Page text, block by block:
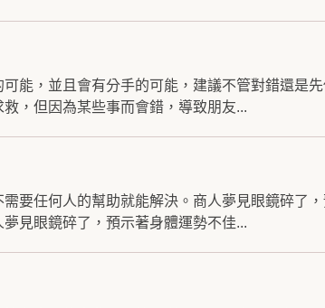
能，並且會有分手的可能，建議不管對錯還是
，但因為某些事而會錯，導致朋友...
要任何人的幫助就能解決。商人夢見眼鏡碎了
見眼鏡碎了，預示著身體運勢不佳...